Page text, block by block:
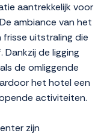
aantrekkelijk voor
ambiance van het
frisse uitstraling die
de ligging
de omliggende
het hotel een
activiteiten.
zijn